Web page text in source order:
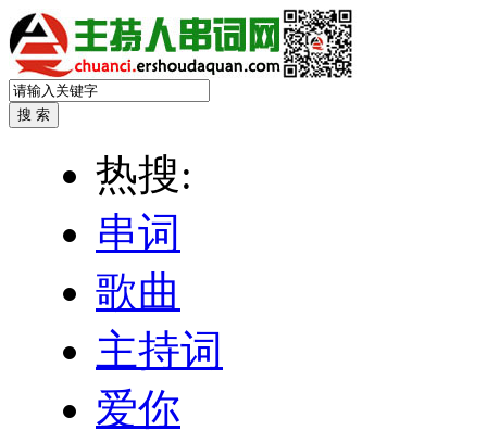
热搜:
串词
歌曲
主持词
爱你